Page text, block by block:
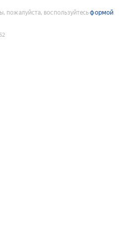
пожалуйста, воспользуйтесьформой